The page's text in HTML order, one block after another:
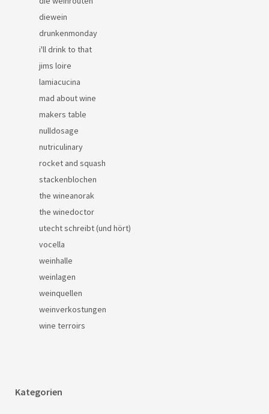
diewein
drunkenmonday
i'll drink to that
jims loire
lamiacucina
mad about wine
makers table
nulldosage
nutriculinary
rocket and squash
stackenblochen
the wineanorak
the winedoctor
utecht schreibt (und hört)
vocella
weinhalle
weinlagen
weinquellen
weinverkostungen
wine terroirs
Kategorien